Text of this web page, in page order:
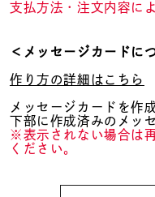
在庫
支払方法・注文内容に
＜メッセージカードに
作り方の詳細はこちら
メッセージカードを作
下部に作成済みのメッ
※表示されない場合は
ください。